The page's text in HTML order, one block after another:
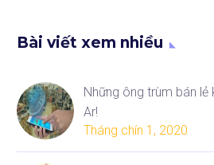
Bài viết xem nhiều
Những ông trùm bán
Ar!
Tháng chín 1, 2020